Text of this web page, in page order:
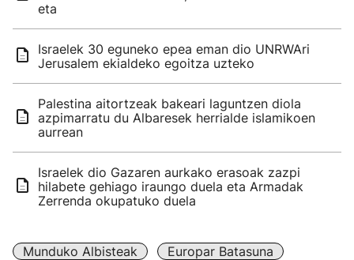
eta
Israelek 30 eguneko epea eman dio UNRWAri
Jerusalem ekialdeko egoitza uzteko
Palestina aitortzeak bakeari laguntzen diola
azpimarratu du Albaresek herrialde islamikoen
aurrean
Israelek dio Gazaren aurkako erasoak zazpi
hilabete gehiago iraungo duela eta Armadak
Zerrenda okupatuko duela
Munduko Albisteak
Europar Batasuna